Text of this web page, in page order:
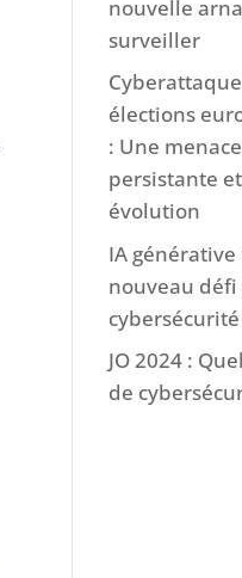
nouvelle
surveiller
élections
: Une menace
persistante
évolution
IA générative
nouveau défi
cybersécurité
JO 2024 :
de